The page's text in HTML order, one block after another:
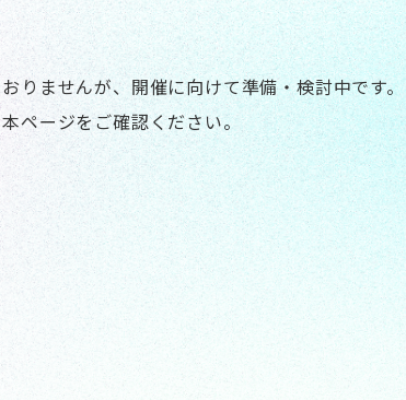
りませんが、開催に向けて準備・検討中です。
ページをご確認ください。